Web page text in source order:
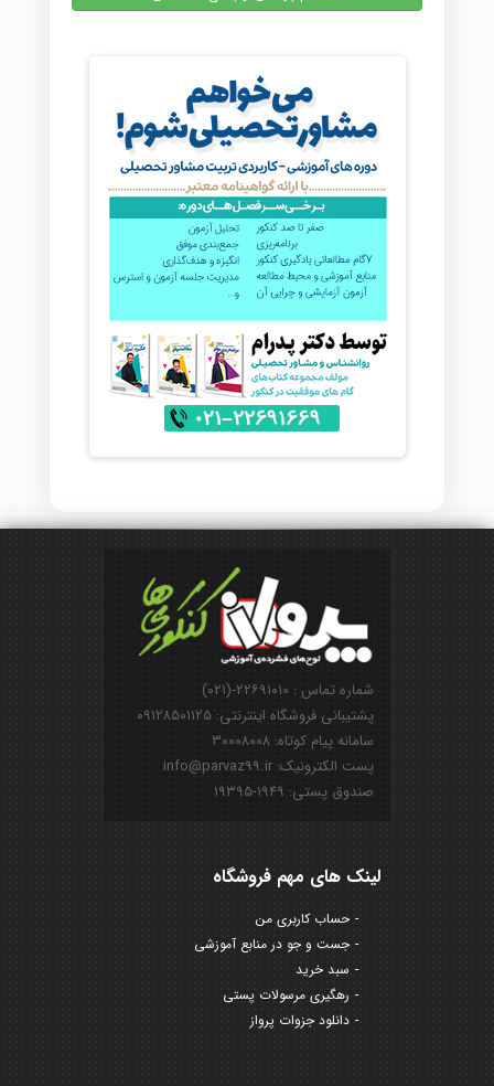
شماره تماس : ۲۲۶۹۱۰۱۰-(۰۲۱)
پشتیبانی فروشگاه اینترنتی: ۰۹۱۲۸۵۰۱۱۲۵
سامانه پیام کوتاه: ۳۰۰۰۸۰۰۸
پست الکترونیک: info@parvaz99.ir
صندوق پستی: ۱۹۴۹-۱۹۳۹۵
لینک های مهم فروشگاه
حساب کاربری من
جست و جو در منابع آموزشی
سبد خرید
رهگیری مرسولات پستی
دانلود جزوات پرواز